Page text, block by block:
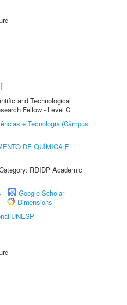
and Technological
Fellow - Level C
e Tecnologia (Câmpus
DE QUÍMICA E
RDIDP Academic
Google Scholar
Dimensions
UNESP